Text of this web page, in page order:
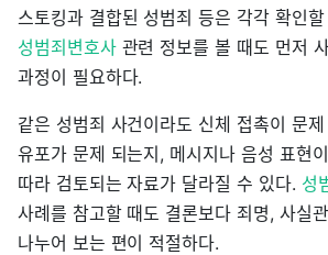
스토킹과 결합된 성범죄 등은 각각 확인
성범죄변호사관련 정보를 볼 때도 먼저
과정이 필요하다.
같은 성범죄 사건이라도 신체 접촉이 문
유포가 문제 되는지, 메시지나 음성 표현
따라 검토되는 자료가 달라질 수 있다. 성
사례를 참고할 때도 결론보다 죄명, 사실
나누어 보는 편이 적절하다.